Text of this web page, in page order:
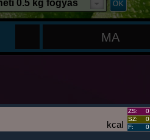
0.5 kg fogyás
MA
kcal
ZS:
0
SZ:
0
F:
0